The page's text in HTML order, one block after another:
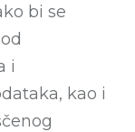
bi se
i
kao i